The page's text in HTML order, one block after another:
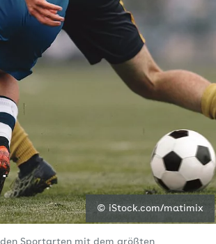
© iStock.com/matimix
Sportarten mit dem größten